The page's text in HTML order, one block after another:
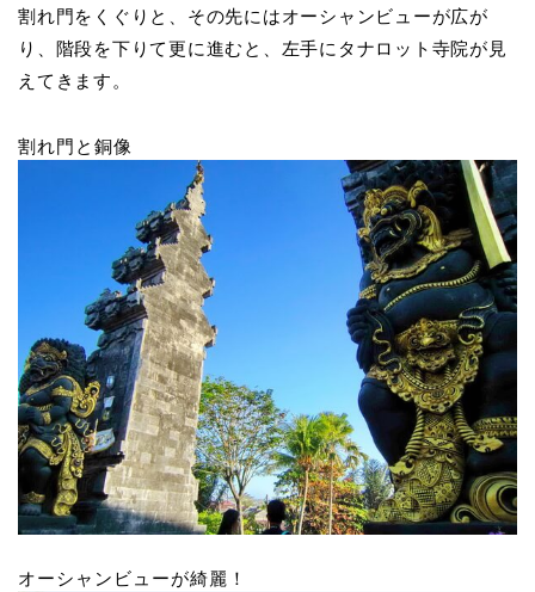
割れ門をくぐりと、その先にはオーシャンビューが広が
り、階段を下りて更に進むと、左手にタナロット寺院が見
えてきます。
割れ門と銅像
オーシャンビューが綺麗！